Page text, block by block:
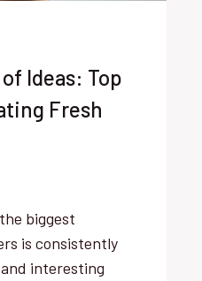
Ideas: Top
Fresh
biggest
is consistently
interesting